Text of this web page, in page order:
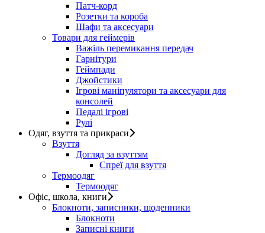
Патч-корд
Розетки та короба
Шафи та аксесуари
Товари для геймерів
Важіль перемикання передач
Гарнітури
Геймпади
Джойстики
Ігрові маніпулятори та аксесуари для
консолей
Педалі ігрові
Рулі
Одяг, взуття та прикраси
Взуття
Догляд за взуттям
Спреї для взуття
Термоодяг
Термоодяг
Офіс, школа, книги
Блокноти, записники, щоденники
Блокноти
Записні книги